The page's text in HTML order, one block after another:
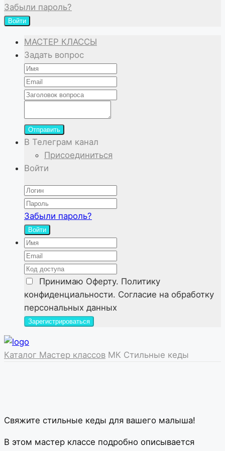
Забыли пароль?
Войти
МАСТЕР КЛАССЫ
Задать вопрос
Отправить
В Телеграм канал
Присоединиться
Войти
Забыли пароль?
Войти
Принимаю Оферту. Политику
конфиденциальности. Согласие на обработку
персональных данных
Каталог Мастер классов МК Стильные кеды
Свяжите стильные кеды для вашего малыша!
В этом мастер классе подробно описывается